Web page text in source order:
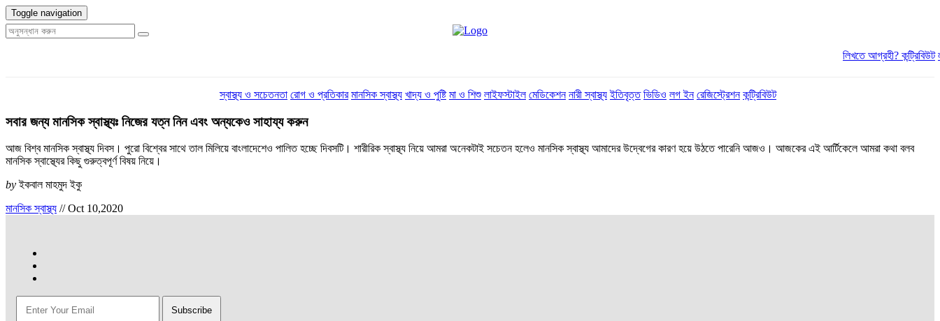
Toggle navigation
লিখতে আগ্রহী? কন্ট্রিবিউট
স্বাস্থ্য ও সচেতনতা রোগ ও প্রতিকার মানসিক স্বাস্থ্য খাদ্য ও পুষ্টি মা ও শিশু লাইফস্টাইল মেডিকেশন নারী স্বাস্থ্য ইতিবৃত্ত ভিডিও লগ ইন রেজিস্ট্রেশন কন্ট্রিবিউট
সবার জন্য মানসিক স্বাস্থ্যঃ নিজের যত্ন নিন এবং অন্যকেও সাহায্য করুন
আজ বিশ্ব মানসিক স্বাস্থ্য দিবস। পুরো বিশ্বের সাথে তাল মিলিয়ে বাংলাদেশেও পালিত হচ্ছে দিবসটি। শারীরিক স্বাস্থ্য নিয়ে আমরা অনেকটাই সচেতন হলেও মানসিক স্বাস্থ্য আমাদের উদ্বেগের কারণ হয়ে উঠতে পারেনি আজও। আজকের এই আর্টিকেলে আমরা কথা বলব
মানসিক স্বাস্থ্যের কিছু গুরুত্বপূর্ণ বিষয় নিয়ে।
byইকবাল মাহমুদ ইকু
মানসিক স্বাস্থ্য // Oct 10,2020